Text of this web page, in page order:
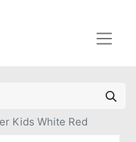
Kids White Red